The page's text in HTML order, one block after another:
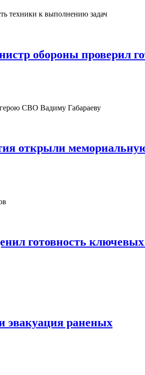
обороны проверил
открыли
готовность ключевых
эвакуация раненых